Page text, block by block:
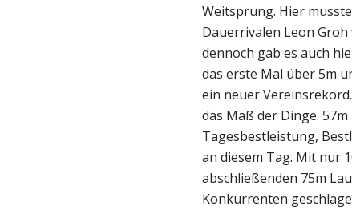
Weitsprung. Hier
Dauerrivalen Leon
dennoch gab es auch
das erste Mal über 5m
ein neuer
das Maß der Dinge.
Tagesbestleistung,
an diesem Tag. Mit nur
abschließenden 75m
Konkurrenten